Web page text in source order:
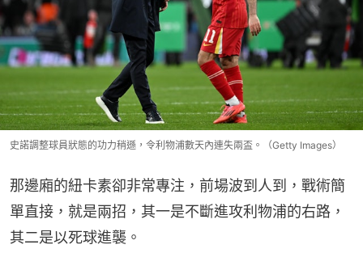
史諾調整球員狀態的功力稍遜，令利物浦數天內連失兩盃。（Getty Images）
那邊廂的紐卡素卻非常專注，前場波到人到，戰術簡
單直接，就是兩招，其一是不斷進攻利物浦的右路，
其二是以死球進襲。